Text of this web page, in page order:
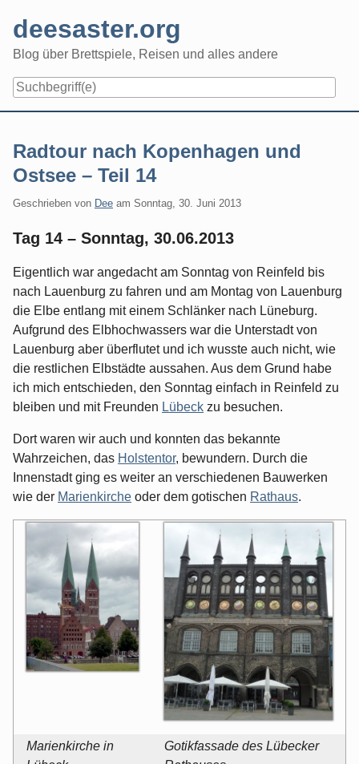
content
deesaster.org
Blog über Brettspiele, Reisen und alles andere
Radtour nach Kopenhagen und
Ostsee – Teil 14
Geschrieben von Dee am Sonntag, 30. Juni 2013
Tag 14 – Sonntag, 30.06.2013
Eigentlich war angedacht am Sonntag von Reinfeld bis
nach Lauenburg zu fahren und am Montag von Lauenburg
die Elbe entlang mit einem Schlänker nach Lüneburg.
Aufgrund des Elbhochwassers war die Unterstadt von
Lauenburg aber überflutet und ich wusste auch nicht, wie
die restlichen Elbstädte aussahen. Aus dem Grund habe
ich mich entschieden, den Sonntag einfach in Reinfeld zu
bleiben und mit Freunden Lübeck zu besuchen.
Dort waren wir auch und konnten das bekannte
Wahrzeichen, das Holstentor, bewundern. Durch die
Innenstadt ging es weiter an verschiedenen Bauwerken
wie der Marienkirche oder dem gotischen Rathaus.
Marienkirche in
Gotikfassade des Lübecker